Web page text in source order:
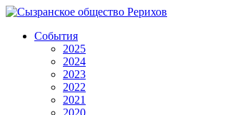
События
2025
2024
2023
2022
2021
2020